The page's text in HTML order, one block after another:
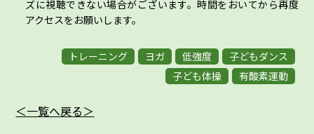
ズに視聴できない場合がございます。時間をおいてから再度
アクセスをお願いします。
トレーニング ヨガ 低強度
子どもダンス
子ども体操
有酸素運動
＜一覧へ戻る＞